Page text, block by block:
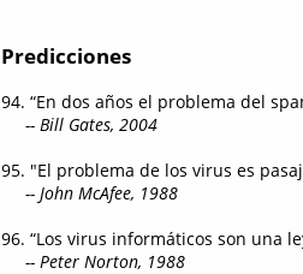
Predicciones
94. “En dos años el problema del
-- Bill Gates, 2004
95. "El problema de los virus es
-- John McAfee, 1988
96. “Los virus informáticos son una
-- Peter Norton, 1988